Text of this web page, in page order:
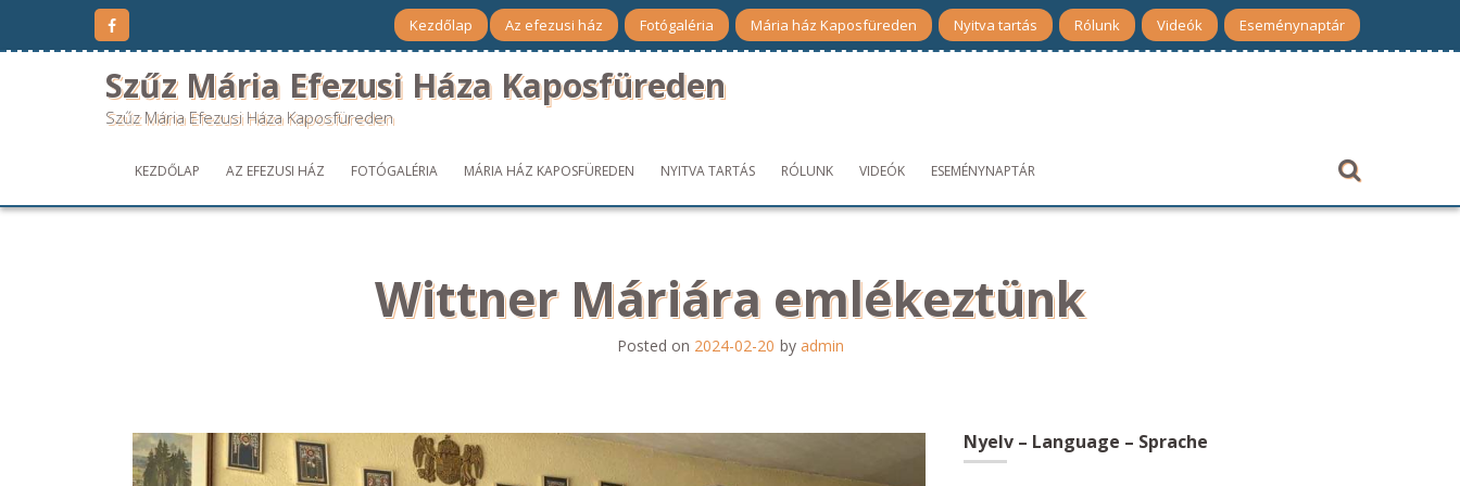
Kezdőlap Az efezusi ház Fotógaléria Mária ház Kaposfüreden Nyitva tartás Rólunk Videók Eseménynaptár
Szűz Mária Efezusi Háza Kaposfüreden
Szűz Mária Efezusi Háza Kaposfüreden
KEZDŐLAP AZ EFEZUSI HÁZ FOTÓGALÉRIA MÁRIA HÁZ KAPOSFÜREDEN NYITVA TARTÁS RÓLUNK VIDEÓK ESEMÉNYNAPTÁR
Wittner Máriára emlékeztünk
Posted on 2024-02-20 by admin
Nyelv – Language – Sprache